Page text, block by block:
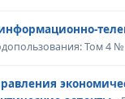
Том 4